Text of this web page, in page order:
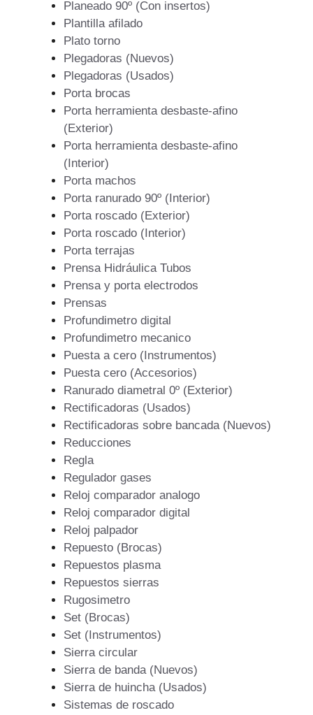
Planeado 90º (Con insertos)
Plantilla afilado
Plato torno
Plegadoras (Nuevos)
Plegadoras (Usados)
Porta brocas
Porta herramienta desbaste-afino
(Exterior)
Porta herramienta desbaste-afino
(Interior)
Porta machos
Porta ranurado 90º (Interior)
Porta roscado (Exterior)
Porta roscado (Interior)
Porta terrajas
Prensa Hidráulica Tubos
Prensa y porta electrodos
Prensas
Profundimetro digital
Profundimetro mecanico
Puesta a cero (Instrumentos)
Puesta cero (Accesorios)
Ranurado diametral 0º (Exterior)
Rectificadoras (Usados)
Rectificadoras sobre bancada (Nuevos)
Reducciones
Regla
Regulador gases
Reloj comparador analogo
Reloj comparador digital
Reloj palpador
Repuesto (Brocas)
Repuestos plasma
Repuestos sierras
Rugosimetro
Set (Brocas)
Set (Instrumentos)
Sierra circular
Sierra de banda (Nuevos)
Sierra de huincha (Usados)
Sistemas de roscado